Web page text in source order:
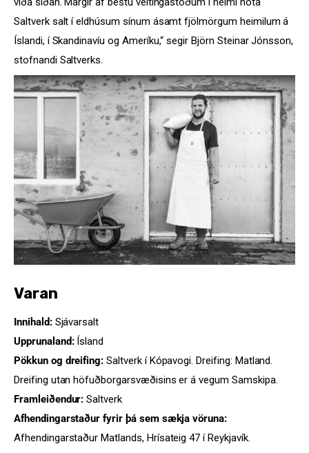
Saltverk salt í eldhúsum sínum ásamt fjölmörgum heimilum á
Íslandi, í Skandinavíu og Ameríku,“ segir Björn Steinar Jónsson,
stofnandi Saltverks.
Varan
Innihald: Sjávarsalt
Upprunaland:Ísland
Pökkun og dreifing: Saltverk í Kópavogi. Dreifing: Matland.
Dreifing utan höfuðborgarsvæðisins er á vegum Samskipa.
Framleiðendur: Saltverk
Afhendingarstaður fyrir þá sem sækja vöruna:
Afhendingarstaður Matlands, Hrísateig 47 í Reykjavík.